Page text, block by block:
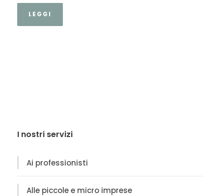
LEGGI
I nostri servizi
Ai professionisti
Alle piccole e micro imprese